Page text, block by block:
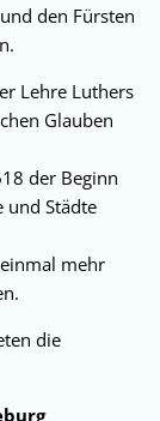
den Fürsten
Lehre Luthers
Glauben
der Beginn
und Städte
mehr
die